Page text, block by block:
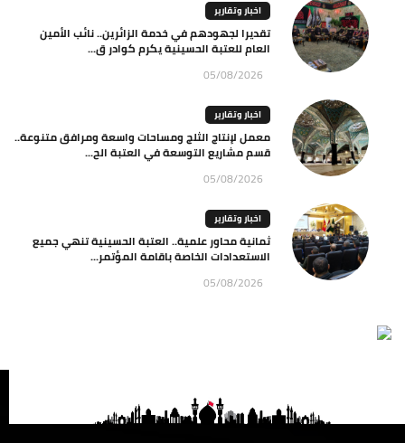
اخبار وتقارير
تقديرا لجهودهم في خدمة الزائرين.. نائب الأمين
العام للعتبة الحسينية يكرم كوادر ق...
05/08/2026
اخبار وتقارير
معمل لإنتاج الثلج ومساحات واسعة ومرافق متنوعة..
قسم مشاريع التوسعة في العتبة الح...
05/08/2026
اخبار وتقارير
ثمانية محاور علمية.. العتبة الحسينية تنهي جميع
الاستعدادات الخاصة باقامة المؤتمر...
05/08/2026